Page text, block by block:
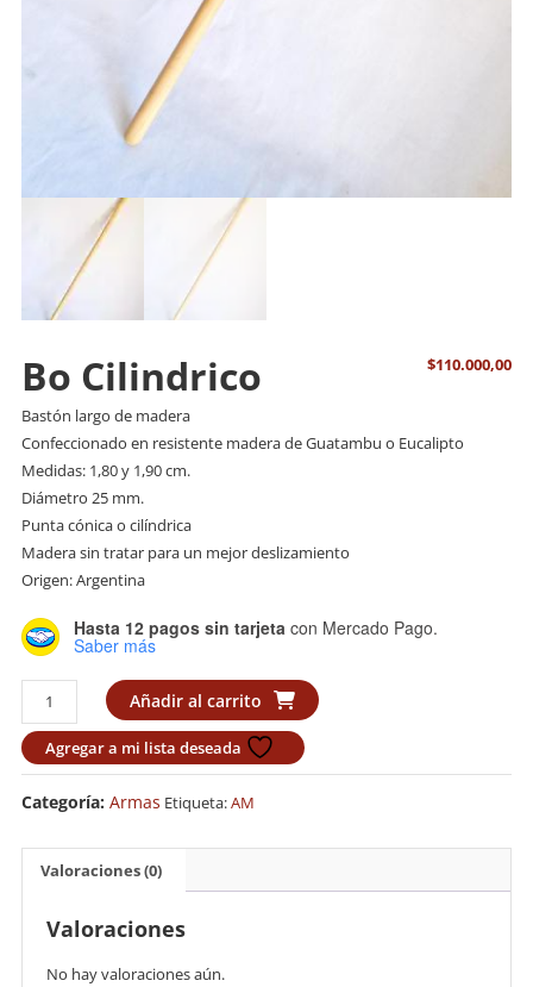
Bo Cilindrico $110.000,00
Bastón largo de madera
Confeccionado en resistente madera de Guatambu o Eucalipto
Medidas: 1,80 y 1,90 cm.
Diámetro 25 mm.
Punta cónica o cilíndrica
Madera sin tratar para un mejor deslizamiento
Origen: Argentina
Hasta 12 pagos sin tarjetacon Mercado Pago.
Saber más
Cilindrico
cantidad
Añadir al carrito
Agregar a mi lista deseada
Categoría: Armas Etiqueta:AM
Valoraciones (0)
Valoraciones
No hay valoraciones aún.